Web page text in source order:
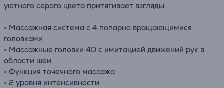
уютного серого цвета притягивает взгляды.
• Массажная система с 4 попарно вращающимися
головками
• Массажные головки 4D с имитацией движений рук в
области шеи
• Функция точечного массажа
• 2 уровня интенсивности